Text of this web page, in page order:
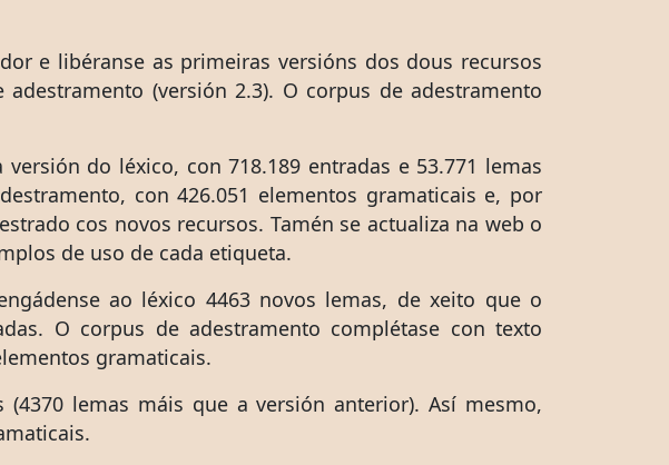
e libéranse as primeiras versións dos dous recursos
(versión 2.3). O corpus de adestramento
do léxico, con 718.189 entradas e 53.771 lemas
con 426.051 elementos gramaticais e, por
cos novos recursos. Tamén se actualiza na web o
de uso de cada etiqueta.
ao léxico 4463 novos lemas, de xeito que o
O corpus de adestramento complétase con texto
gramaticais.
lemas máis que a versión anterior). Así mesmo,